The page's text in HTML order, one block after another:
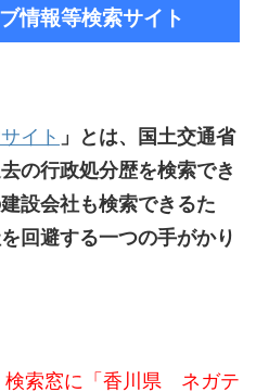
情報等検索サイト
イト 」とは、国土交通省
の行政処分歴を検索でき
設会社も検索できるた
回避する一つの手がかり
検索窓に「香川県 ネガテ